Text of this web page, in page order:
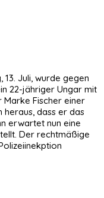
13. Juli, wurde gegen
22-jähriger Ungar mit
Fischer einer
heraus, dass er das
erwartet nun eine
Der rechtmäßige